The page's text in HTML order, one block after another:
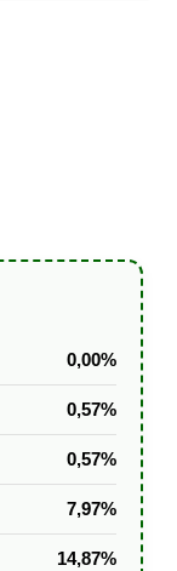
0,00%
0,57%
0,57%
7,97%
14,87%